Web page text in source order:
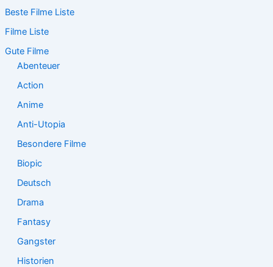
h
n
n
Beste Filme Liste
Filme Liste
Gute Filme
Abenteuer
Action
Anime
Anti-Utopia
Besondere Filme
Biopic
Deutsch
Drama
Fantasy
Gangster
Historien